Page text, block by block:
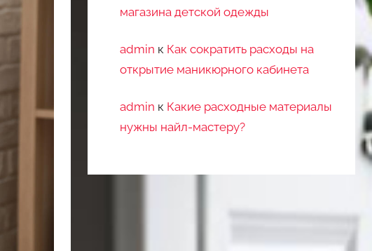
магазина детской одежды
admin к Как сократить расходы на
открытие маникюрного кабинета
admin к Какие расходные материалы
нужны найл-мастеру?